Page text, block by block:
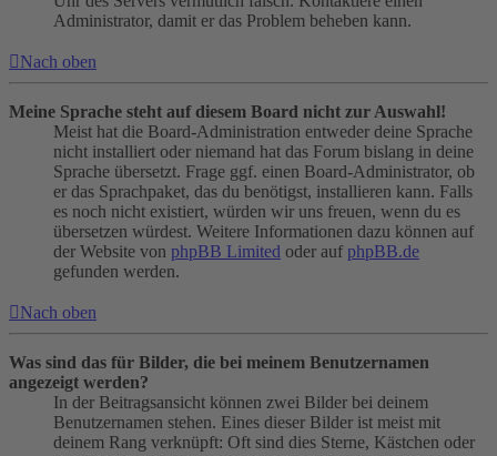
Administrator, damit er das Problem beheben kann.
Nach oben
Meine Sprache steht auf diesem Board nicht zur Auswahl!
Meist hat die Board-Administration entweder deine Sprache
nicht installiert oder niemand hat das Forum bislang in deine
Sprache übersetzt. Frage ggf. einen Board-Administrator, ob
er das Sprachpaket, das du benötigst, installieren kann. Falls
es noch nicht existiert, würden wir uns freuen, wenn du es
übersetzen würdest. Weitere Informationen dazu können auf
der Website von phpBB Limited oder auf phpBB.de
gefunden werden.
Nach oben
Was sind das für Bilder, die bei meinem Benutzernamen
angezeigt werden?
In der Beitragsansicht können zwei Bilder bei deinem
Benutzernamen stehen. Eines dieser Bilder ist meist mit
deinem Rang verknüpft: Oft sind dies Sterne, Kästchen oder